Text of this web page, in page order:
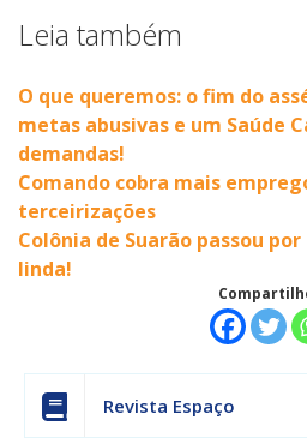
Leia também
O que queremos: o fim do
metas abusivas e um Saúde
demandas!
Comando cobra mais
terceirizações
Colônia de Suarão passou
linda!
Revista Espaço